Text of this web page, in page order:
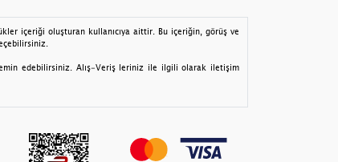
içeriği oluşturan kullanıcıya aittir. Bu içeriğin, görüş ve
edebilirsiniz. Alış-Veriş leriniz ile ilgili olarak iletişim